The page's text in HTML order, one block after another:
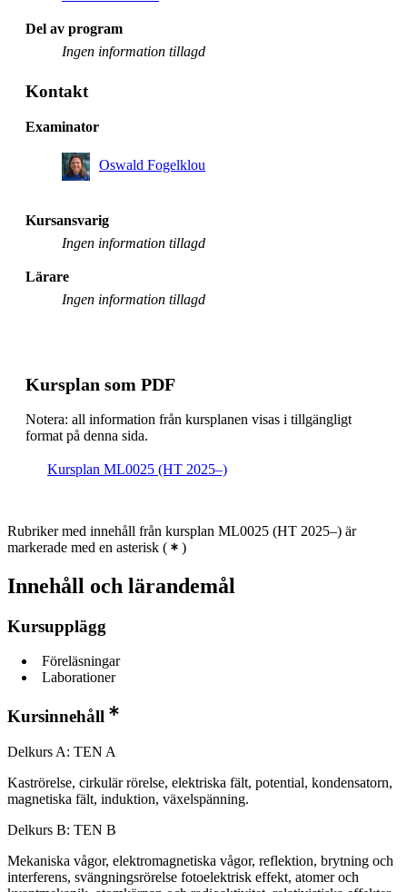
Del av program
Ingen information tillagd
Kontakt
Examinator
Oswald Fogelklou
Kursansvarig
Ingen information tillagd
Lärare
Ingen information tillagd
Kursplan som PDF
Notera: all information från kursplanen visas i tillgängligt
format på denna sida.
Kursplan ML0025 (HT 2025–)
Rubriker med innehåll från kursplan ML0025 (HT 2025–) är
markerade med en asterisk ( )
Innehåll och lärandemål
Kursupplägg
Föreläsningar
Laborationer
Kursinnehåll
Delkurs A: TEN A
Kaströrelse, cirkulär rörelse, elektriska fält, potential, kondensatorn,
magnetiska fält, induktion, växelspänning.
Delkurs B: TEN B
Mekaniska vågor, elektromagnetiska vågor, reflektion, brytning och
interferens, svängningsrörelse fotoelektrisk effekt, atomer och